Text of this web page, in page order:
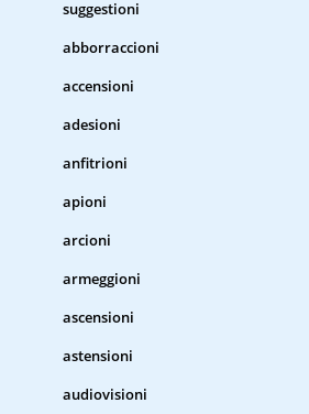
suggestioni
abborraccioni
accensioni
adesioni
anfitrioni
apioni
arcioni
armeggioni
ascensioni
astensioni
audiovisioni